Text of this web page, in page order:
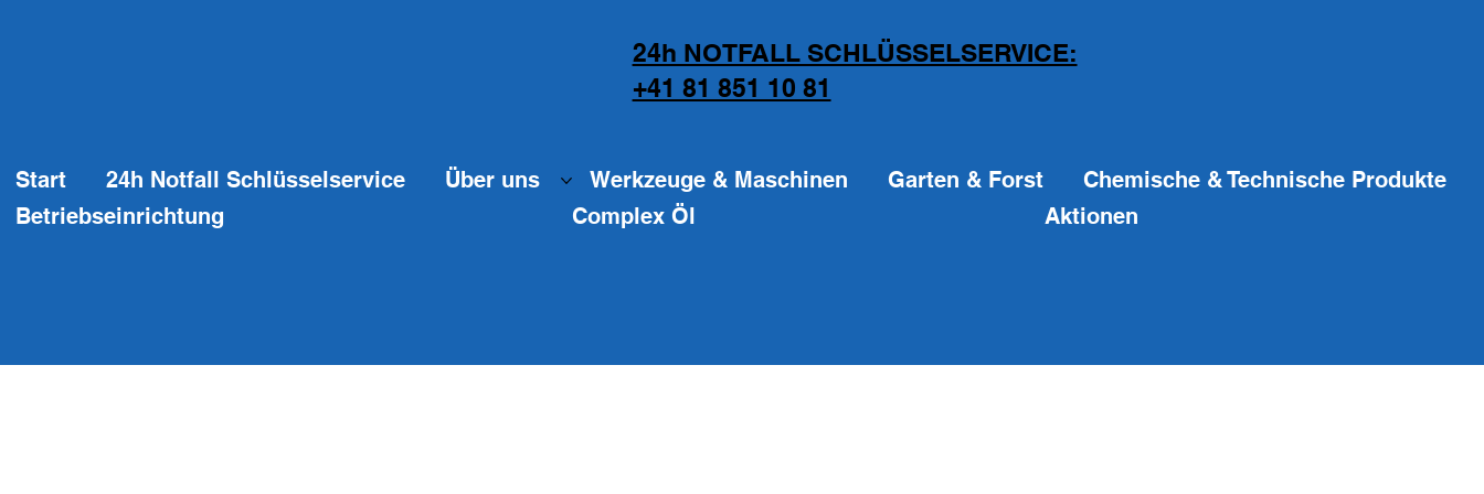
24h NOTFALL SCHLÜSSELSERVICE:
+41 81 851 10 81
Start 24h Notfall Schlüsselservice Über uns Werkzeuge & Maschinen Garten & Forst
Chemische & Technische Produkte
Betriebseinrichtung
Complex Öl Aktionen